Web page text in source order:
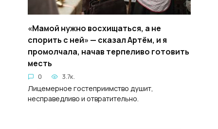
«Мамой нужно восхищаться, а не
спорить с ней» — сказал Артём, и я
промолчала, начав терпеливо готовить
месть
0 3.7к.
Лицемерное гостеприимство душит,
несправедливо и отвратительно.